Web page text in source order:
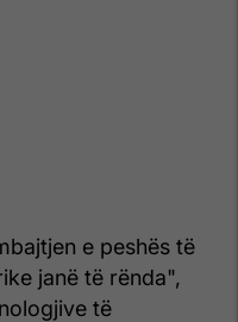
e peshës të
janë të rënda",
të